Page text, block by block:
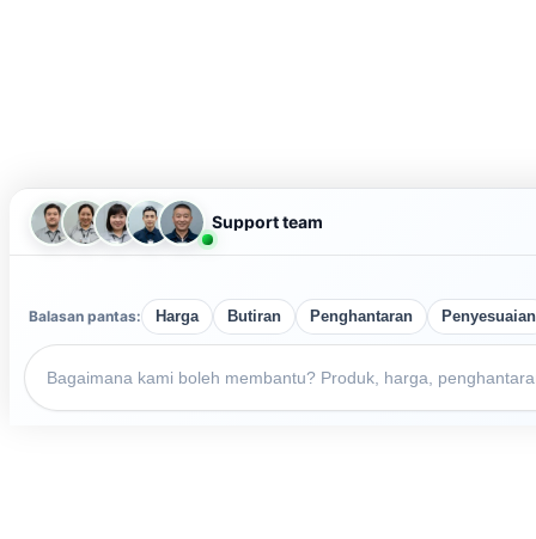
Support team
Balasan pantas: Harga Butiran Penghantaran Penyesuaian